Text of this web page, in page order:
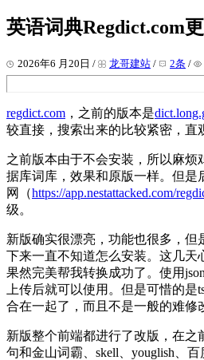
英语词典Regdict.com
2026年6 月20日 / 龙哥建站 / 2条 /
regdict.com ，之前的版本是
较直接，搜索出来的比较紧密，直
之前版本由于不会安装，所以麻烦
据库词库，效果和原版一样。但是
网（https://app.nestattacked.com/
级。
新版确实很漂亮，功能也很多，但
下来一直不知道怎么安装。这几天
果然完美帮我转换成功了。使用
上传后就可以使用。但是可惜的是
合在一起了，而且不是一般的难修
新版整个前端都进行了改版，在之
句和金山词霸、skell、youglish、